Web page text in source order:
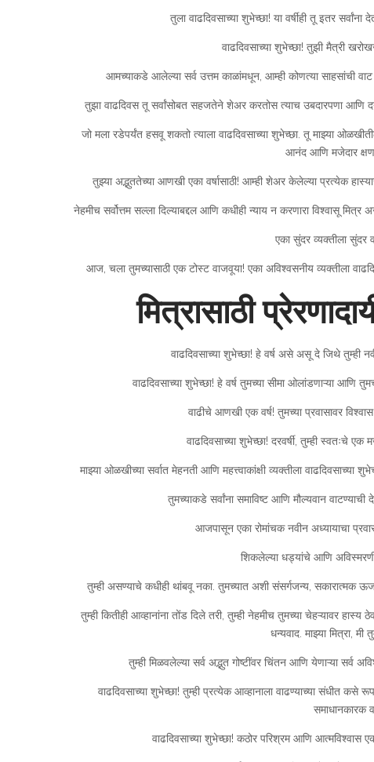
तुला वाढदिवसाच्या शुभेच्छा! या वर्षीही तू इतर
वाढदिवसाच्या शुभेच्छा! तुझी मैत्री
आमच्याकडे आलेल्या सर्व उत्तम काळांमधून, आम्ही कोणत्या साहसांची
तुझा वाढदिवस तू सर्वांसोबत सहजतेने शेअर करतोस त्याच उबदारपणा
जो मला रडेपर्यंत हसवू शकतो त्याला वाढदिवसाच्या शुभेच्छा. तू माझ्या
आनंद आणि मजेदार
तुझ्या अद्भुततेच्या आणखी एका वर्षासाठी! आम्ही शेअर केलेल्या प्रत्येक
नेहमीच सर्वोत्तम सल्ला दिल्याबद्दल आणि कधीही न्याय न करणारा विश्वासू मित्र
एका सुंदर व्यक्तीला सुंदर
आज, चला तुमच्यासाठी एक टोस्ट वाजवूया! एका अविश्वसनीय व्यक्तीला
मित्रासाठी
वाढदिवसाच्या शुभेच्छा! हे वर्ष असे असू दे जिथे तुम्ही
वाढदिवसाच्या शुभेच्छा! हे वर्ष तुमच्या सीमा ओलांडणाऱ्या आणि
वाढीचे आणखी एक वर्ष! तुमच्या प्रवासावर
वाढदिवसाच्या शुभेच्छा! दरवर्षी, तुम्ही स्वतःचे
माझ्या ओळखीच्या सर्वात मेहनती आणि महत्त्वाकांक्षी व्यक्तीला
तुमच्याकडे सर्वांना समाविष्ट आणि मौल्यवान
आजपासून एका रोमांचक नवीन अध्यायाचा
शिकलेल्या धड्यांचे आणि
तुम्ही असण्याचे कधीही थांबवू नका. तुमच्यात अशी संसर्गजन्य, सकारात्मक
तुम्ही कितीही आव्हानांना तोंड दिले तरी, तुम्ही नेहमीच तुमच्या चेहऱ्यावर
धन्यवाद. माझ्या मित्रा,
तुम्ही मिळवलेल्या सर्व अद्भुत गोष्टींवर चिंतन आणि येणाऱ्या सर्व
वाढदिवसाच्या शुभेच्छा! तुम्ही प्रत्येक आव्हानाला वाढण्याच्या संधीत कसे
समाधानकारक
वाढदिवसाच्या शुभेच्छा! कठोर परिश्रम आणि